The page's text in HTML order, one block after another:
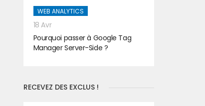
WEB ANALYTICS
18 Avr
Pourquoi passer à Google Tag
Manager Server-Side ?
RECEVEZ DES EXCLUS !